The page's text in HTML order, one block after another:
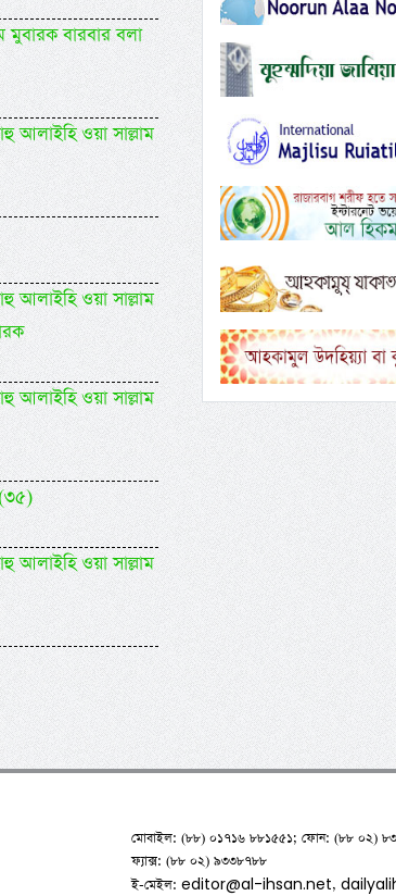
মুবারক বারবার বলা
আলাইহি ওয়া সাল্লাম
আলাইহি ওয়া সাল্লাম
আলাইহি ওয়া সাল্লাম
আলাইহি ওয়া সাল্লাম
মোবাইল: (৮৮) ০১৭১৬ ৮৮১৫৫১; ফোন: (৮৮ ০২)
ফ্যাক্স: (৮৮ ০২) ৯৩৩৮৭৮৮
ই-মেইল: editor@al-ihsan.net,